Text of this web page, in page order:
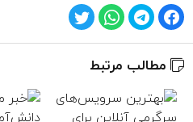
مطالب مرتبط